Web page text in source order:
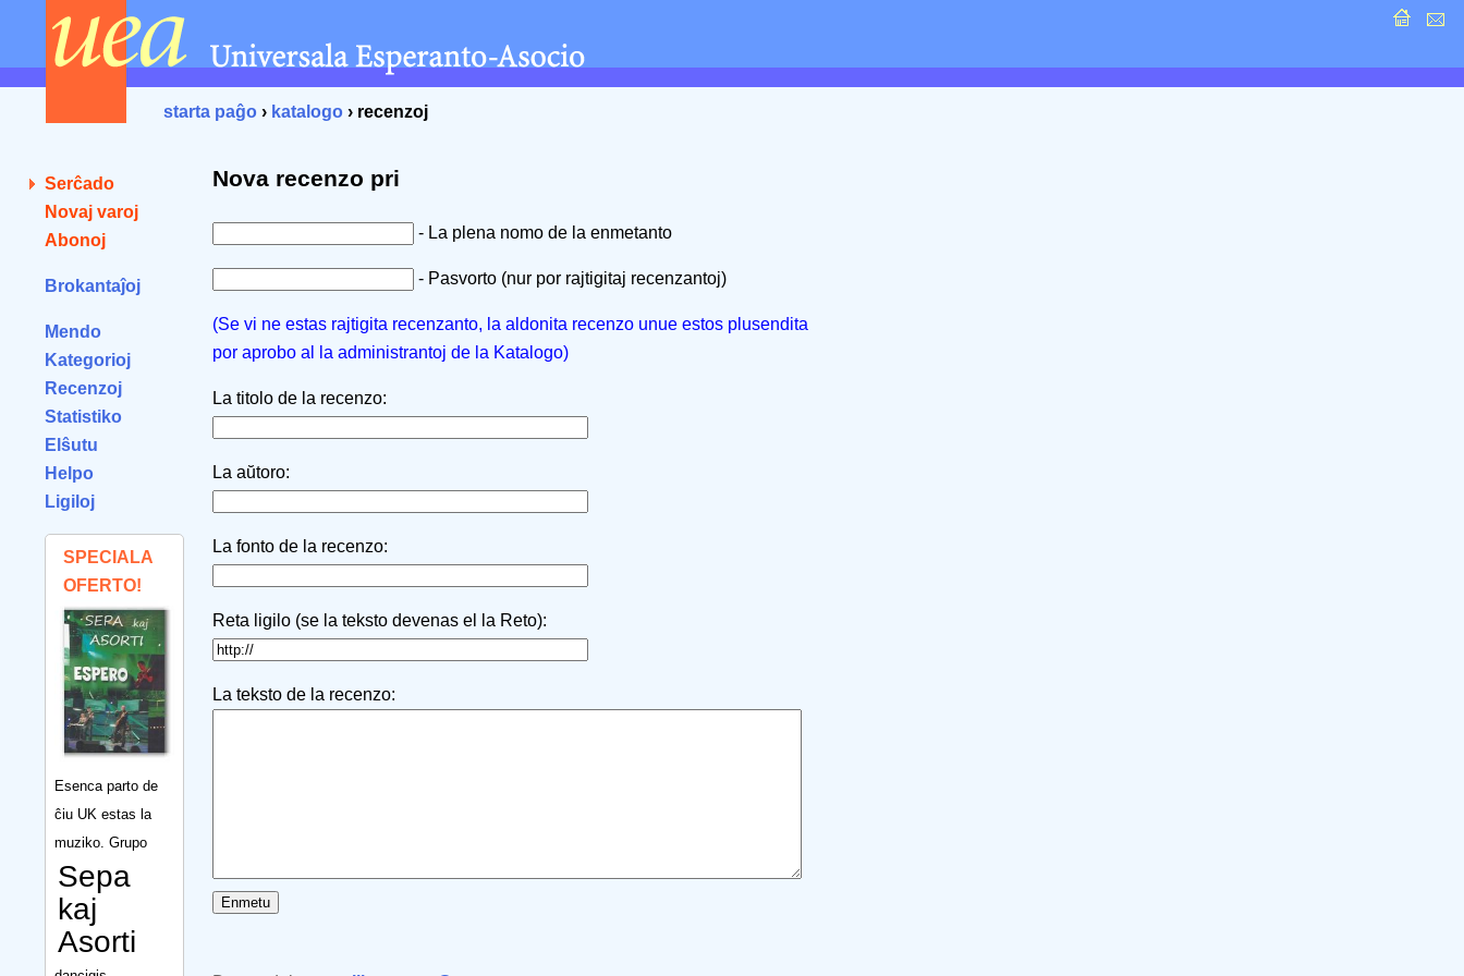
starta paĝo › katalogo › recenzoj
Serĉado
Novaj varoj
Abonoj
Brokantaĵoj
Mendo
Kategorioj
Recenzoj
Statistiko
Elŝutu
Helpo
Ligiloj
SPECIALA
OFERTO!
Esenca parto de
ĉiu UK estas la
muziko. Grupo
Sepa
kaj
Asorti
Nova recenzo pri
- La plena nomo de la enmetanto
- Pasvorto (nur por rajtigitaj recenzantoj)
(Se vi ne estas rajtigita recenzanto, la aldonita recenzo unue estos plusendita
por aprobo al la administrantoj de la Katalogo)
La titolo de la recenzo:
La aŭtoro:
La fonto de la recenzo:
Reta ligilo (se la teksto devenas el la Reto):
La teksto de la recenzo: